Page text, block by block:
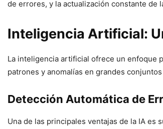
de errores, y la actualización constante de
Inteligencia Artificial:
La inteligencia artificial ofrece un enfoque
patrones y anomalías en grandes
Detección Automática de
Una de las principales ventajas de la IA es